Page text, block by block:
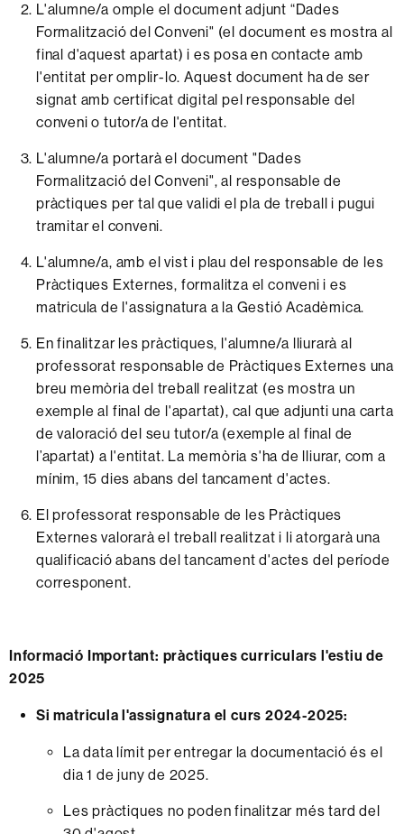
L'alumne/a omple el document adjunt “Dades
Formalització del Conveni" (el document es mostra al
final d'aquest apartat) i es posa en contacte amb
l'entitat per omplir-lo. Aquest document ha de ser
signat amb certificat digital pel responsable del
conveni o tutor/a de l'entitat.
L'alumne/a portarà el document "Dades
Formalització del Conveni", al responsable de
pràctiques per tal que validi el pla de treball i pugui
tramitar el conveni.
L'alumne/a, amb el vist i plau del responsable de les
Pràctiques Externes, formalitza el conveni i es
matricula de l'assignatura a la Gestió Acadèmica.
En finalitzar les pràctiques, l'alumne/a lliurarà al
professorat responsable de Pràctiques Externes una
breu memòria del treball realitzat (es mostra un
exemple al final de l'apartat), cal que adjunti una carta
de valoració del seu tutor/a (exemple al final de
l’apartat) a l'entitat. La memòria s'ha de lliurar, com a
mínim, 15 dies abans del tancament d'actes.
El professorat responsable de les Pràctiques
Externes valorarà el treball realitzat i li atorgarà una
qualificació abans del tancament d'actes del període
corresponent.
Informació Important: pràctiques curriculars l'estiu de
2025
Si matricula l'assignatura el curs 2024-2025:
La data límit per entregar la documentació és el
dia 1 de juny de 2025.
Les pràctiques no poden finalitzar més tard del